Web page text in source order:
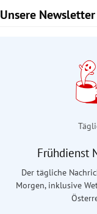
Unsere Newsletter
Slide 1 von 9
Frühdienst
Der tägliche
Morgen, inklusive